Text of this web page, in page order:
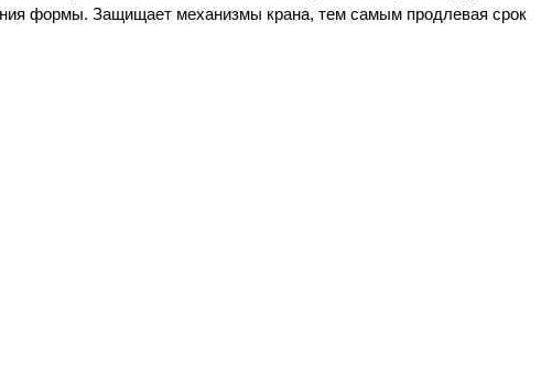
формы. Защищает механизмы крана, тем самым продлевая срок